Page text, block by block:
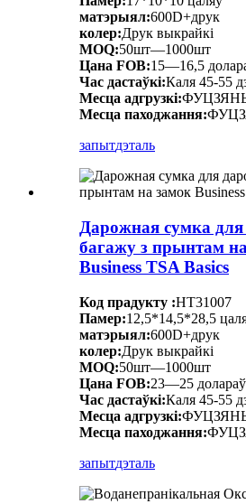
матэрыял:600D+друк
колер:Друк выкрайкі
MOQ:50шт—1000шт
Цана FOB:15—16,5
Час дастаўкі:Каля 45-55
Месца адгрузкі:
Месца паходжання:
запытдэталь
Дарожная сумка
багажу з прынтам
Business TSA Basics
Код прадукту :HT31007
Памер:12,5*14,5*28,5
матэрыял:600D+друк
колер:Друк выкрайкі
MOQ:50шт—1000шт
Цана FOB:23—25 долараў
Час дастаўкі:Каля 45-55
Месца адгрузкі:
Месца паходжання:
запытдэталь